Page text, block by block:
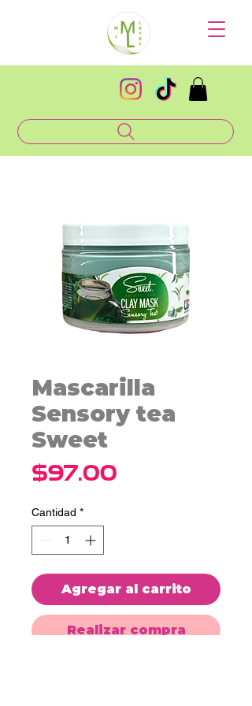
Mascarilla
Sensory tea
Sweet
$97.00
Cantidad *
Agregar al carrito
Realizar compra